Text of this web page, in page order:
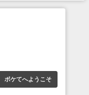
ボケてへようこそ